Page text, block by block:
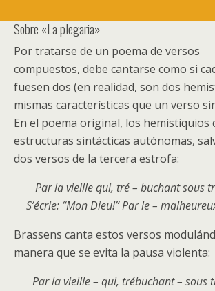
Sobre «La plegaria»
Por tratarse de un poema de versos
compuestos, debe cantarse como si
fuesen dos (en realidad, son dos
mismas características que un verso
En el poema original, los hemistiquios
estructuras sintácticas autónomas,
dos versos de la tercera estrofa:
Par la vieille qui, tré – buchant sous
S’écrie: “Mon Dieu!” Par le –
Brassens canta estos versos
manera que se evita la pausa violenta:
Par la vieille – qui, trébuchant – sous